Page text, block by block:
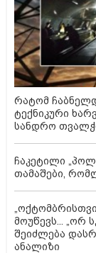
რატომ
ტექნიკური
სანდრო
ჩაკეტილი
თამაშები,
მოუწევს... „ორ
შეიძლება
ანალიზი